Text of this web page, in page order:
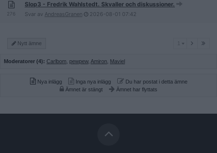
276
Slop3 - Fredrik Wahlstedt. Skvaller och diskussioner.
Svar av AndreasGranen 2026-08-01 07:42
Nytt ämne
Moderatorer (4): Carlbom pewpew, Amiron Maviel
Nya inlägg Inga nya inlägg
Du har postat i detta ämne
Ämnet är stängt
Ämnet har flyttats